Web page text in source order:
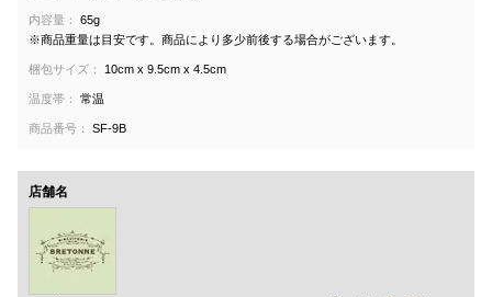
内容量：
65g
※商品重量は目安です。商品により多少前後する場合がございます。
梱包サイズ： 10cm x 9.5cm x 4.5cm
温度帯： 常温
商品番号： SF-9B
店舗名